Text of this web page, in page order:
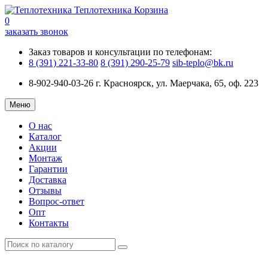
Теплотехника Корзина
0
заказать звонок
Заказ товаров и консультации по телефонам:
8 (391) 221-33-80 8 (391) 290-25-79 sib-teplo@bk.ru
8-902-940-03-26 г. Красноярск, ул. Маерчака, 65, оф. 223
Меню
О нас
Каталог
Акции
Монтаж
Гарантии
Доставка
Отзывы
Вопрос-ответ
Опт
Контакты